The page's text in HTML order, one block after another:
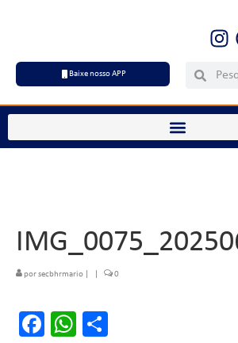
Baixe nosso APP
porsecbhrmario 0
Facebook
WhatsApp